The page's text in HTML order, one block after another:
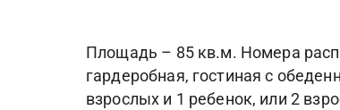
Площадь – 85 кв.м. Номера
гардеробная, гостиная с
взрослых и 1 ребенок, или 2